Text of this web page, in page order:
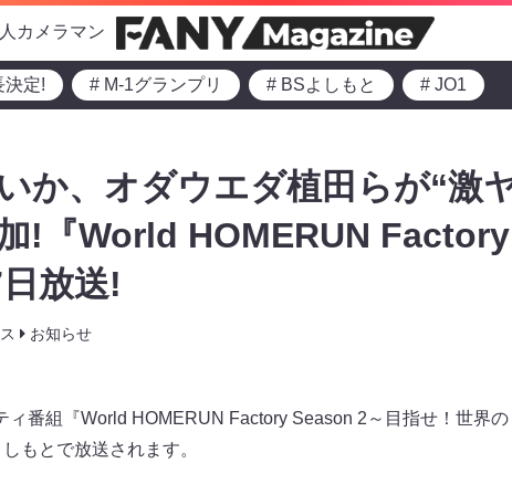
カメラマン
決定! # M-1グランプリ # BSよしもと # JO1
か、オダウエダ植田らが“激
!『World HOMERUN
放送!
お知らせ
ィ番組『World HOMERUN Factory Season 2～目指せ！世界の
もとで放送されます。